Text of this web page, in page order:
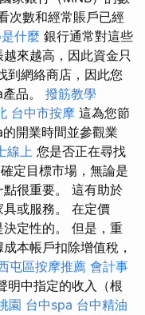
次數和經常賬戶已經
什麼 銀行通常對這些
來越高，因此資金只
到網絡商店，因此您
品。 撥筋教學
台中市按摩 這為您節
開業時間並參觀業
線上 您是否正在尋找
定目標市場，無論是
很重要。 這有助於
或服務。 在定價
定性的。 但是，重
本帳戶扣除增值稅，
屯區按摩推薦 會計事
明中指定的收入（根
園 台中spa 台中精油